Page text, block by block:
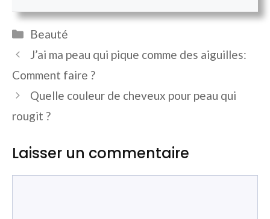
Catégories
Beauté
J’ai ma peau qui pique comme des aiguilles:
Comment faire ?
Quelle couleur de cheveux pour peau qui
rougit ?
Laisser un commentaire